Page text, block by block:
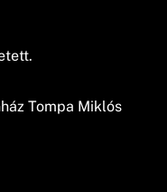
Tompa Miklós